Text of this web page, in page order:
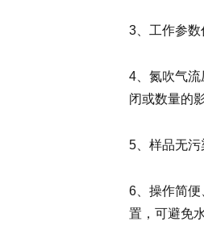
3、工作参
4、氮吹气
闭或数量的
5、样品无
6、操作简
置，可避免